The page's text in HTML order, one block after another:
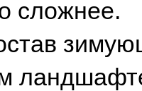
сложнее.